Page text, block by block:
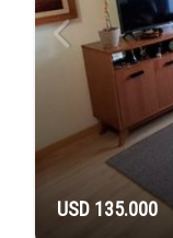
USD 135.000